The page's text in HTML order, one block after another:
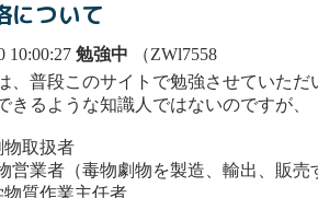
について
10:00:27勉強中 （ZWl7558
、普段このサイトで勉強させていただ
きるような知識人ではないのですが、
物取扱者
営業者（毒物劇物を製造、輸出、販売
物質作業主任者